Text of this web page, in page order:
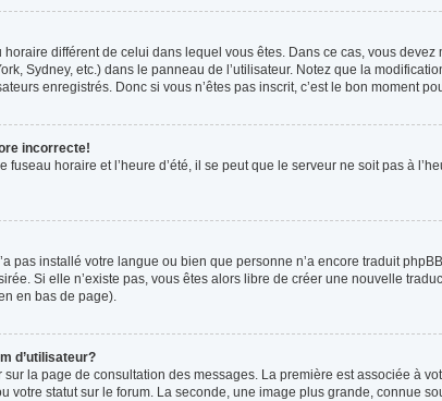
horaire différent de celui dans lequel vous êtes. Dans ce cas, vous
Sydney, etc.) dans le panneau de l’utilisateur. Notez que la
enregistrés. Donc si vous n’êtes pas inscrit, c’est le bon moment
incorrecte!
fuseau horaire et l’heure d’été, il se peut que le serveur ne soit pas à
pas installé votre langue ou bien que personne n’a encore traduit
Si elle n’existe pas, vous êtes alors libre de créer une nouvelle
en bas de page).
d’utilisateur?
sur la page de consultation des messages. La première est associée à
votre statut sur le forum. La seconde, une image plus grande, connue